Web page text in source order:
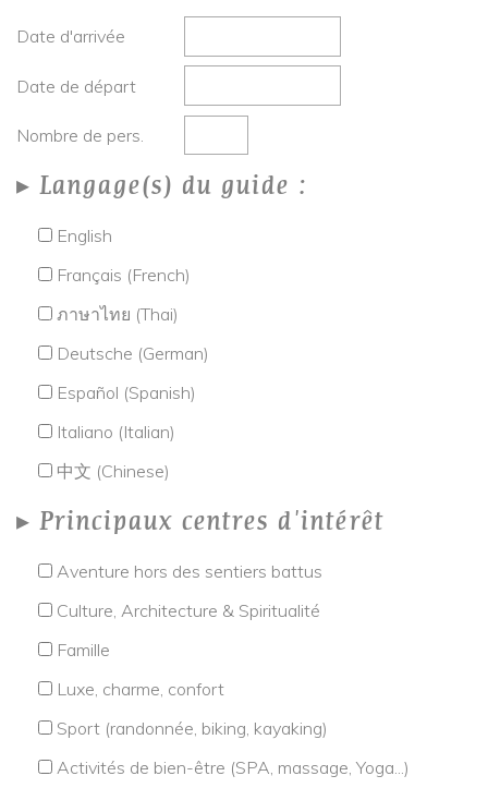
Date d'arrivée
Date de départ
Nombre de pers.
Langage(s) du guide :
English
Français (French)
ภาษาไทย (Thai)
Deutsche (German)
Español (Spanish)
Italiano (Italian)
中文 (Chinese)
Principaux centres d'intérêt
Aventure hors des sentiers battus
Culture, Architecture & Spiritualité
Famille
Luxe, charme, confort
Sport (randonnée, biking, kayaking)
Activités de bien-être (SPA, massage, Yoga...)